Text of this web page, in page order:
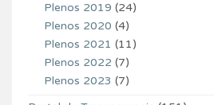
Plenos 2019 (24)
Plenos 2020 (4)
Plenos 2021 (11)
Plenos 2022 (7)
Plenos 2023 (7)